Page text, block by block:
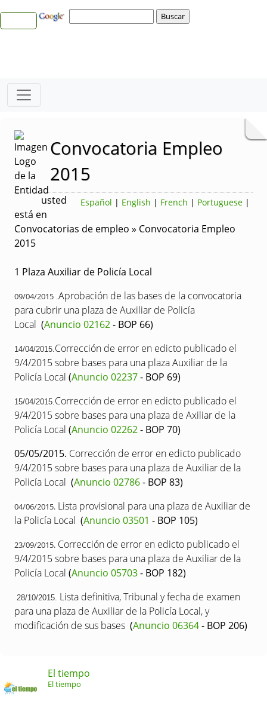
Convocatoria Empleo
2015
Español | English | French | Portuguese |
usted
está en
Convocatorias de empleo » Convocatoria Empleo
2015
1 Plaza Auxiliar de Policía Local
09/04/2015 .Aprobación de las bases de la convocatoria
para cubrir una plaza de Auxiliar de Policía
Local (Anuncio 02162- BOP 66)
14/04/2015.Corrección de error en edicto publicado el
9/4/2015 sobre bases para una plaza Auxiliar de la
Policía Local (Anuncio 02237- BOP 69)
15/04/2015.Corrección de error en edicto publicado el
9/4/2015 sobre bases para una plaza de Axiliar de la
Policía Local (Anuncio 02262- BOP 70)
05/05/2015. Corrección de error en edicto publicado
9/4/2015 sobre bases para una plaza de Auxiliar de la
Policía Local (Anuncio 02786- BOP 83)
04/06/2015. Lista provisional para una plaza de Auxiliar de
la Policía Local (Anuncio 03501 - BOP 105)
23/09/2015. Corrección de error en edicto publicado el
9/4/2015 sobre bases para una plaza de Auxiliar de la
Policía Local (Anuncio 05703- BOP 182)
28/10/2015. Lista definitiva, Tribunal y fecha de examen
para una plaza de Auxiliar de la Policía Local, y
modificación de sus bases (Anuncio 06364- BOP 206)
El tiempo
El tiempo